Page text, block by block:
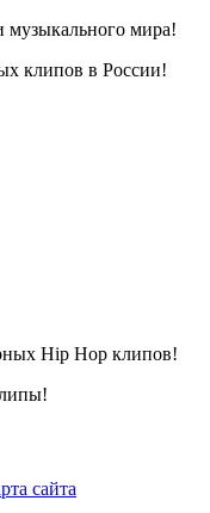
музыкального мира!
клипов в России!
Hip Hop клипов!
сайта